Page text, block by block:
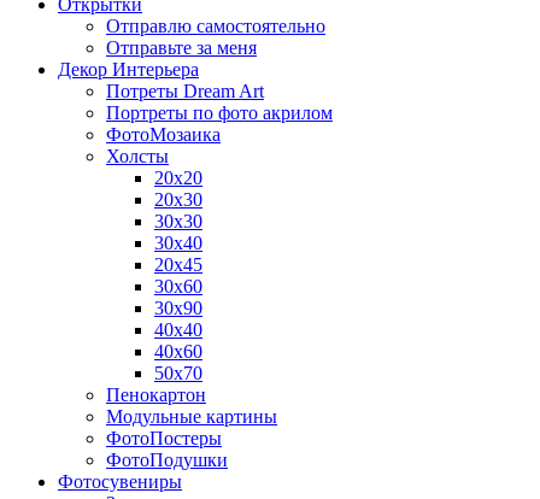
Отправлю самостоятельно
Отправьте за меня
Декор Интерьера
Потреты Dream Art
Портреты по фото акрилом
ФотоМозаика
Холсты
20х20
20х30
30х30
30х40
20х45
30х60
30х90
40х40
40х60
50х70
Пенокартон
Модульные картины
ФотоПостеры
ФотоПодушки
Фотоcувениры